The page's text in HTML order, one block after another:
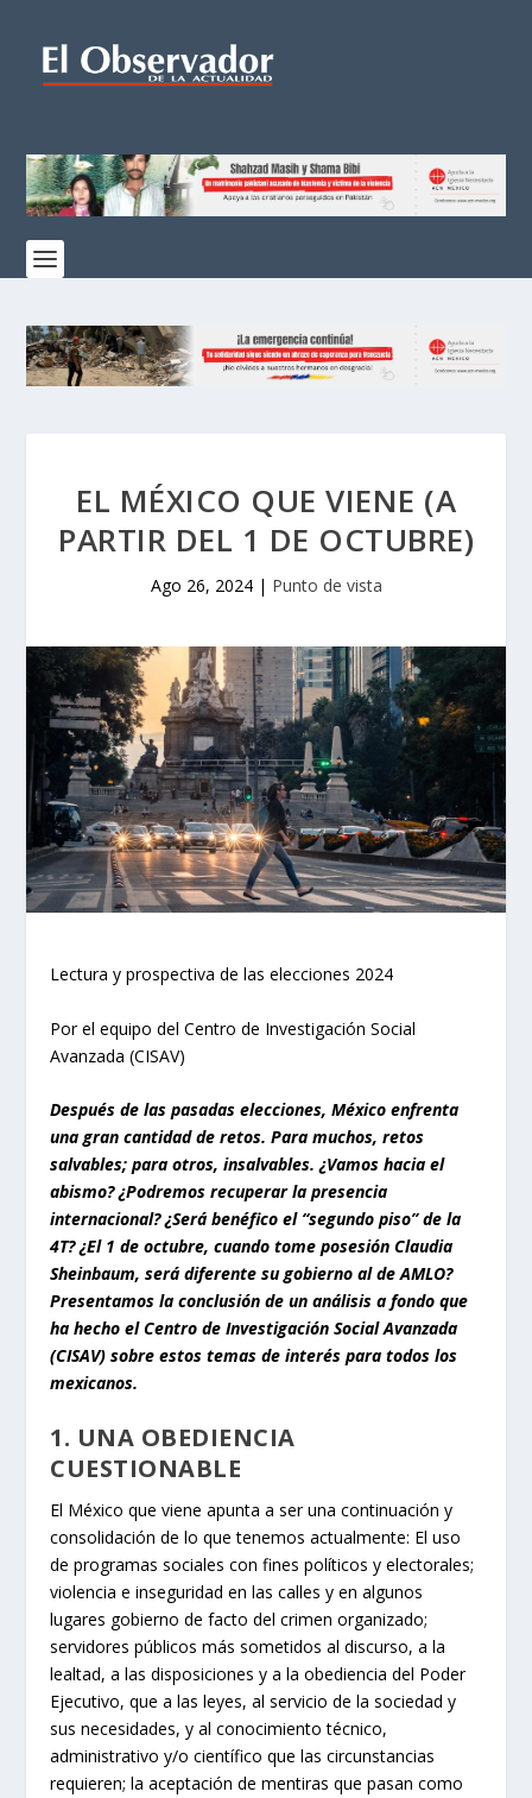
EL MÉXICO QUE VIENE (A
PARTIR DEL 1 DE OCTUBRE)
Ago 26, 2024| Punto de vista
Lectura y prospectiva de las elecciones 2024
Por el equipo del Centro de Investigación Social
Avanzada (CISAV)
Después de las pasadas elecciones, México enfrenta
una gran cantidad de retos. Para muchos, retos
salvables; para otros, insalvables. ¿Vamos hacia el
abismo? ¿Podremos recuperar la presencia
internacional? ¿Será benéfico el “segundo piso” de la
4T? ¿El 1 de octubre, cuando tome posesión Claudia
Sheinbaum, será diferente su gobierno al de AMLO?
Presentamos la conclusión de un análisis a fondo que
ha hecho el Centro de Investigación Social Avanzada
(CISAV) sobre estos temas de interés para todos los
mexicanos.
1. UNA OBEDIENCIA
CUESTIONABLE
El México que viene apunta a ser una continuación y
consolidación de lo que tenemos actualmente: El uso
de programas sociales con fines políticos y electorales;
violencia e inseguridad en las calles y en algunos
lugares gobierno de facto del crimen organizado;
servidores públicos más sometidos al discurso, a la
lealtad, a las disposiciones y a la obediencia del Poder
Ejecutivo, que a las leyes, al servicio de la sociedad y
sus necesidades, y al conocimiento técnico,
administrativo y/o científico que las circunstancias
requieren; la aceptación de mentiras que pasan como